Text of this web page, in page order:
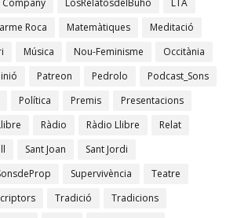
Roca Matemàtiques
Meditació
Música Nou-Feminisme
Occitània
Patreon Pedrolo
Podcast_Sons
Política Premis
Presentacions
Ràdio Ràdio Llibre
Relat
Sant Joan
Sant Jordi
Supervivència
Teatre
Tradició
Tradicions